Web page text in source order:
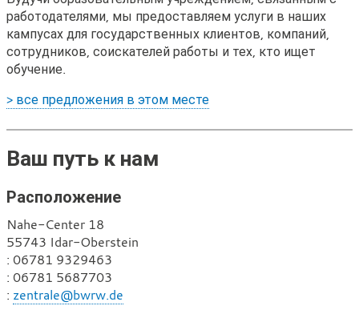
работодателями, мы предоставляем услуги в наших
кампусах для государственных клиентов, компаний,
сотрудников, соискателей работы и тех, кто ищет
обучение.
> все предложения в этом месте
Ваш путь к нам
Расположение
Nahe-Center 18
55743 Idar-Oberstein
Т
е
л
: 06781 9329463
Ф
а
: 06781 5687703
Э
: zentrale@bwrw.de